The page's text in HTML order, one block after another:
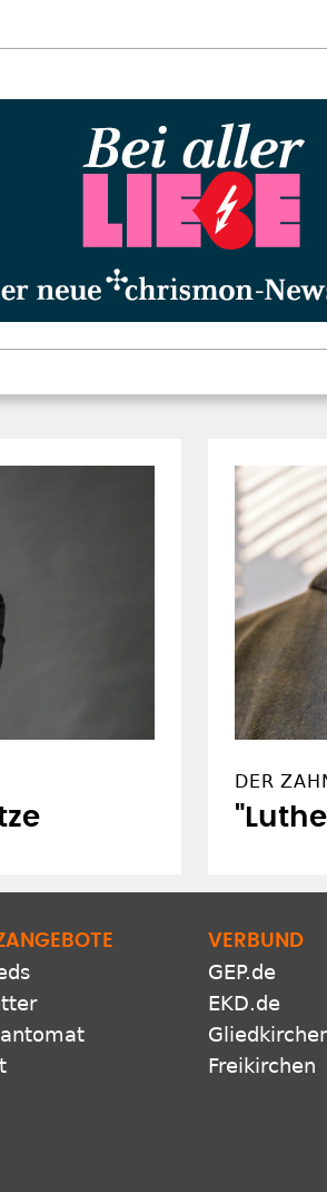
DER
VERBUND
GEP.de
EKD.de
Freikirchen